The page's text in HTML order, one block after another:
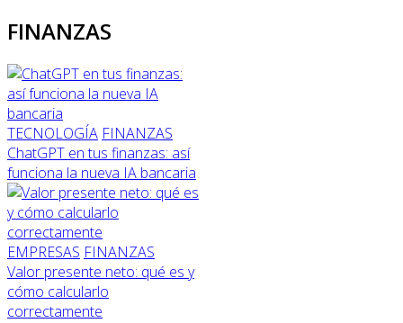
FINANZAS
TECNOLOGÍA FINANZAS
ChatGPT en tus finanzas: así
funciona la nueva IA bancaria
EMPRESAS FINANZAS
Valor presente neto: qué es y
cómo calcularlo
correctamente